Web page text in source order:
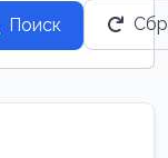
Поиск